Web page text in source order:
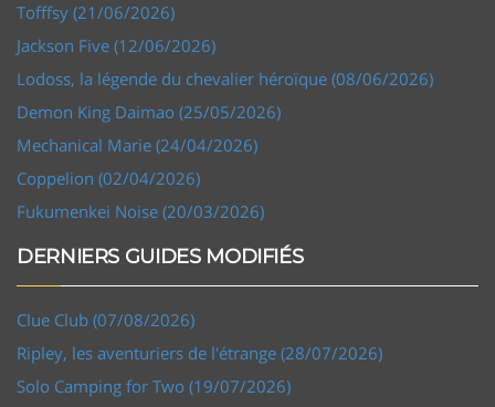
Tofffsy (21/06/2026)
Jackson Five (12/06/2026)
Lodoss, la légende du chevalier héroïque (08/06/2026)
Demon King Daimao (25/05/2026)
Mechanical Marie (24/04/2026)
Coppelion (02/04/2026)
Fukumenkei Noise (20/03/2026)
DERNIERS GUIDES MODIFIÉS
Clue Club (07/08/2026)
Ripley, les aventuriers de l'étrange (28/07/2026)
Solo Camping for Two (19/07/2026)